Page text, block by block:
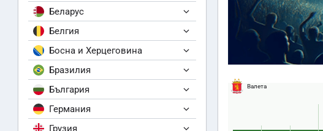
Беларус
Белгия
Босна и Херцеговина
Бразилия
България
Германия
Грузия
Валета